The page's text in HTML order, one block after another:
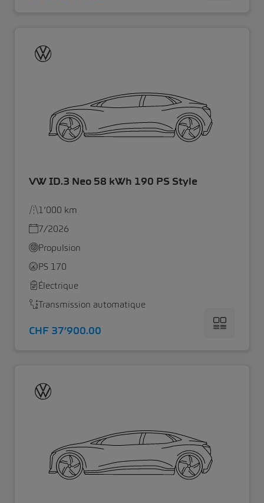
VW ID.3 Neo 58 kWh 190 PS Style
1’000 km
7/2026
Propulsion
PS 170
Électrique
Transmission automatique
CHF 37’900.00